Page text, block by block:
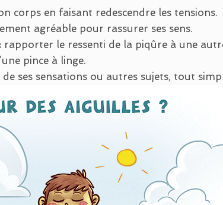
corps en faisant redescendre les tensions.
agréable pour rassurer ses sens.
rapporter le ressenti de la piqûre à une
pince à linge.
ses sensations ou autres sujets, tout